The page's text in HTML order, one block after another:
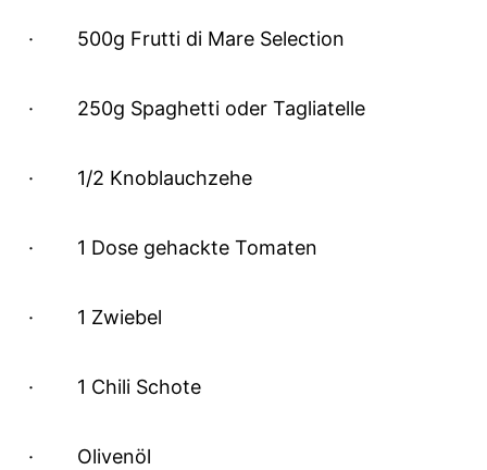
· 500g Frutti di Mare Selection
· 250g Spaghetti oder Tagliatelle
· 1/2 Knoblauchzehe
· 1 Dose gehackte Tomaten
· 1 Zwiebel
· 1 Chili Schote
· Olivenöl